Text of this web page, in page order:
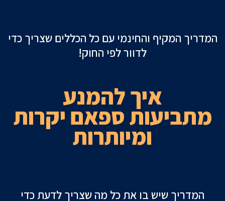
המדריך המקיף והחינמי עם כל הכללים שצריך כדי
לדוור לפי החוק!
איך להמנע
מתביעות ספאם יקרות
ומיותרות
המדריך שיש בו את כל מה שצריך לדעת כדי
visibility_off השבת את ההבזקים
זום (הקטנה)
zoom_in זום (הגדלה)
remove_circle_outline
הגדלת גופן
brightness_low ניגודיות כהה